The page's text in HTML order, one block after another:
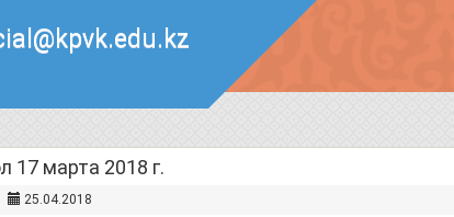
17 марта 2018 г.
25.04.2018